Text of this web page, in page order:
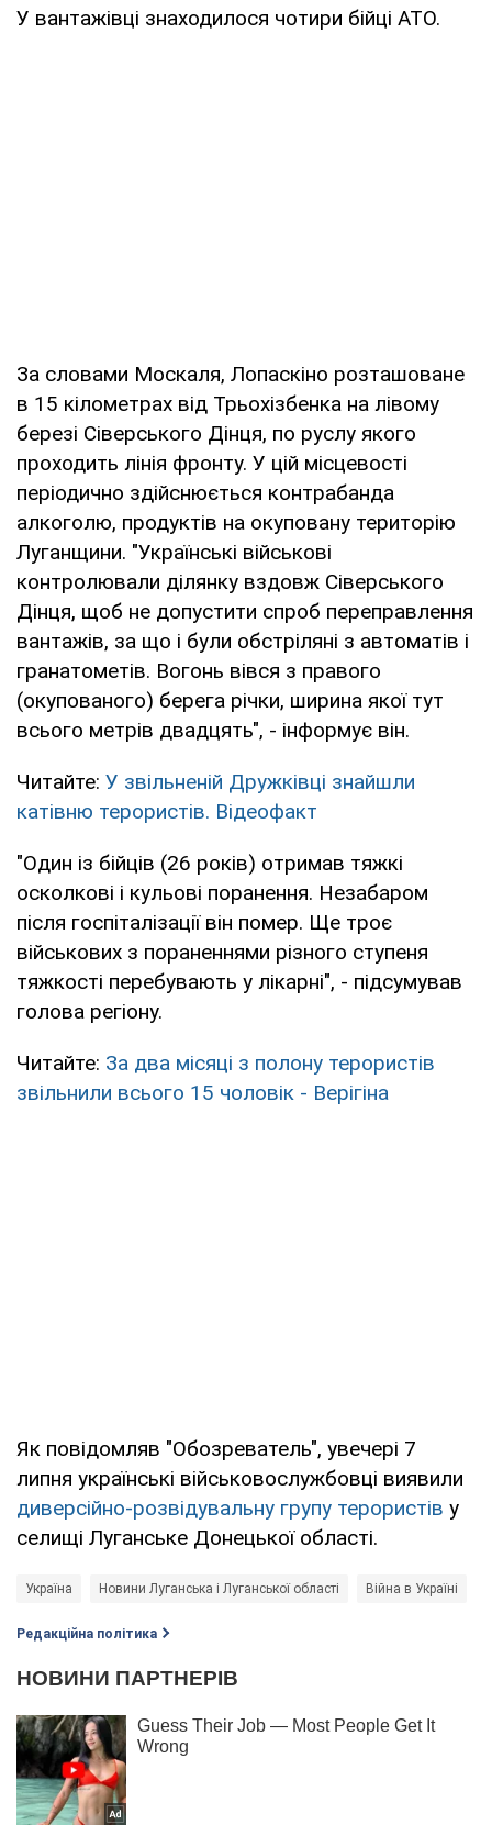
У вантажівці знаходилося чотири бійці АТО.
За словами Москаля, Лопаскіно розташоване
в 15 кілометрах від Трьохізбенка на лівому
березі Сіверського Дінця, по руслу якого
проходить лінія фронту. У цій місцевості
періодично здійснюється контрабанда
алкоголю, продуктів на окуповану територію
Луганщини. "Українські військові
контролювали ділянку вздовж Сіверського
Дінця, щоб не допустити спроб переправлення
вантажів, за що і були обстріляні з автоматів і
гранатометів. Вогонь вівся з правого
(окупованого) берега річки, ширина якої тут
всього метрів двадцять", - інформує він.
Читайте: У звільненій Дружківці знайшли
катівню терористів. Відеофакт
"Один із бійців (26 років) отримав тяжкі
осколкові і кульові поранення. Незабаром
після госпіталізації він помер. Ще троє
військових з пораненнями різного ступеня
тяжкості перебувають у лікарні", - підсумував
голова регіону.
Читайте: За два місяці з полону терористів
звільнили всього 15 чоловік - Верігіна
Як повідомляв "Обозреватель", увечері 7
липня українські військовослужбовці виявили
диверсійно-розвідувальну групу терористів у
селищі Луганське Донецької області.
Україна Новини Луганська і Луганської області Війна в Україні
Редакційна політика